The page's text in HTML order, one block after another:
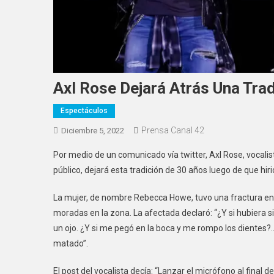
Axl Rose Dejará Atrás Una
Espectáculos
Diciembre 5, 2022 Prensa Canal 42
Por medio de un comunicado vía twitter, Axl Rose,
público, dejará esta tradición de 30 años luego de que
La mujer, de nombre Rebecca Howe, tuvo una fractura
moradas en la zona. La afectada declaró: “¿Y si hubiera
un ojo. ¿Y si me pegó en la boca y me rompo los
matado”.
El post del vocalista decía: “Lanzar el micrófono al final